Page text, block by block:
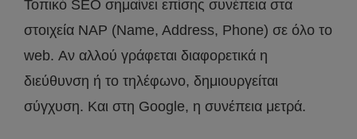
Τοπικό SEO σημαίνει επίσης συνέπεια στα
στοιχεία NAP (Name, Address, Phone) σε όλο το
web. Αν αλλού γράφεται διαφορετικά η
διεύθυνση ή το τηλέφωνο, δημιουργείται
σύγχυση. Και στη Google, η συνέπεια μετρά.